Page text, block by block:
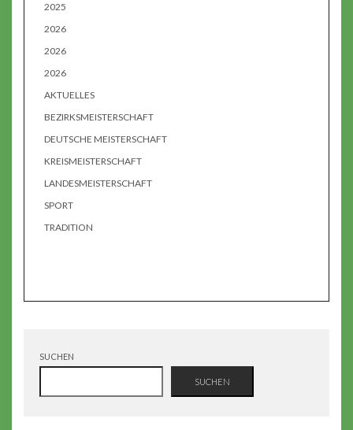
2025
2026
2026
2026
AKTUELLES
BEZIRKSMEISTERSCHAFT
DEUTSCHE MEISTERSCHAFT
KREISMEISTERSCHAFT
LANDESMEISTERSCHAFT
SPORT
TRADITION
SUCHEN
SUCHEN